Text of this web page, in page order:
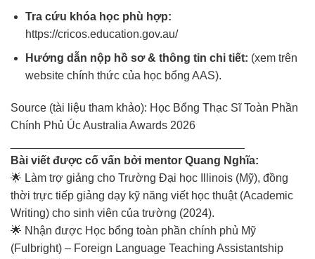
Tra cứu khóa học phù hợp:
https://cricos.education.gov.au/
Hướng dẫn nộp hồ sơ & thông tin chi tiết: (xem trên
website chính thức của học bổng AAS).
Source (tài liệu tham khảo): Học Bổng Thạc Sĩ Toàn Phần
Chính Phủ Úc Australia Awards 2026
Bài viết được cố vấn bởi mentor Quang Nghĩa:
🌟 Làm trợ giảng cho Trường Đại học Illinois (Mỹ), đồng
thời trực tiếp giảng dạy kỹ năng viết học thuật (Academic
Writing) cho sinh viên của trường (2024).
🌟 Nhận được Học bổng toàn phần chính phủ Mỹ
(Fulbright) – Foreign Language Teaching Assistantship